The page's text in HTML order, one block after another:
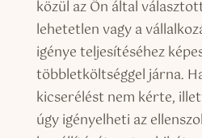
közül az Ön által
lehetetlen vagy a
igénye teljesítéséhez
többletköltséggel járna.
kicserélést nem kérte,
úgy igényelheti az